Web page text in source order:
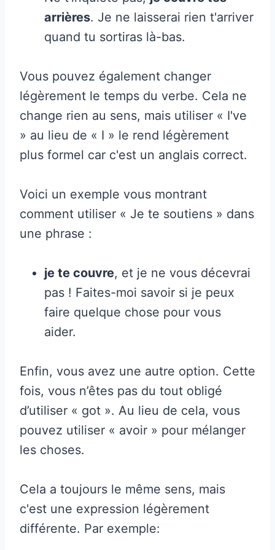
arrières. Je ne laisserai rien t'arriver
quand tu sortiras là-bas.
Vous pouvez également changer
légèrement le temps du verbe. Cela ne
change rien au sens, mais utiliser « I've
» au lieu de « I » le rend légèrement
plus formel car c'est un anglais correct.
Voici un exemple vous montrant
comment utiliser « Je te soutiens » dans
une phrase :
je te couvre, et je ne vous décevrai
pas ! Faites-moi savoir si je peux
faire quelque chose pour vous
aider.
Enfin, vous avez une autre option. Cette
fois, vous n’êtes pas du tout obligé
d’utiliser « got ». Au lieu de cela, vous
pouvez utiliser « avoir » pour mélanger
les choses.
Cela a toujours le même sens, mais
c'est une expression légèrement
différente. Par exemple: